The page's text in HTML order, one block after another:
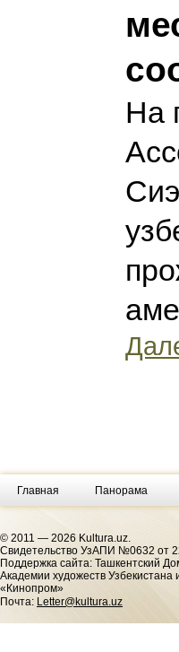
На
Главная Панорама
© 2011 — 2026 Kultura.uz.
Cвидетельство УзАПИ №0632 от
Поддержка сайта: Ташкентский
Академии художеств Узбекистана
«Кинопром»
Почта: Letter@kultura.uz